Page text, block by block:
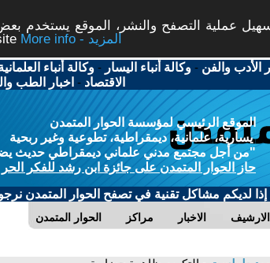
عملية التصفح والنشر، الموقع يستخدم
More info - المزيد
الأدب والفن -وكالة أنباء اليسار -وكالة أنباء
الاقتصاد - اخبار الطب
الموقع الرئيسي لمؤسسة الحوار المتمدن
يسارية، علمانية، ديمقراطية، تطوعية وغير ربحية
"من أجل مجتمع مدني علماني ديمقراطي حديث يضمن
حاز الحوار المتمدن على جائزة ابن رشد للفكر الحر
إذا لديكم مشاكل تقنية في تصفح الحوار المتمدن نرجو
الحوار المتمدن مراكز الاخبار